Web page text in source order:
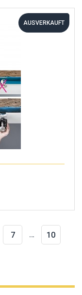
AUSVERKAUFT
7 … 10